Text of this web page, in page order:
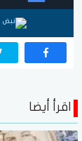
اقرأ أيضا